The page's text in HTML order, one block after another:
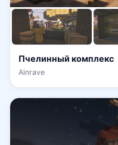
Пчелинный комплекс
Ainrave